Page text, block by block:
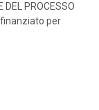
DEL PROCESSO
finanziato per